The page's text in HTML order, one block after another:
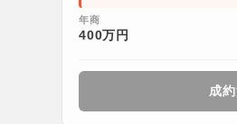
年商
400万円
成